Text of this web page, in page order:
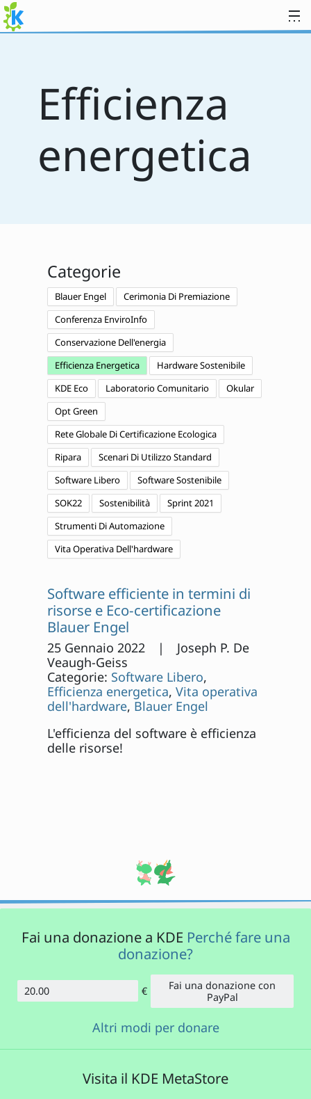
Passa al contenuto
Efficienza
energetica
Categorie
Blauer Engel
Cerimonia Di Premiazione
Conferenza EnviroInfo
Conservazione Dell'energia
Efficienza Energetica
Hardware Sostenibile
KDE Eco
Laboratorio Comunitario
Okular
Opt Green
Rete Globale Di Certificazione Ecologica
Ripara
Scenari Di Utilizzo Standard
Software Libero
Software Sostenibile
SOK22
Sostenibilità
Sprint 2021
Strumenti Di Automazione
Vita Operativa Dell'hardware
Software efficiente in termini di
risorse e Eco-certificazione
Blauer Engel
25 Gennaio 2022 | Joseph P. De
Veaugh-Geiss
Categorie: Software Libero,
Efficienza energetica, Vita operativa
dell'hardware, Blauer Engel
L'efficienza del software è efficienza
delle risorse!
Fai una donazione a KDE Perché fare una
donazione?
€
Fai una donazione con
PayPal
Altri modi per donare
Visita il KDE MetaStore